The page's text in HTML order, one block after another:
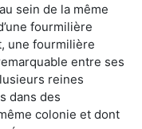
sein de la même
fourmilière
une fourmilière
entre ses
reines
dans des
colonie et dont